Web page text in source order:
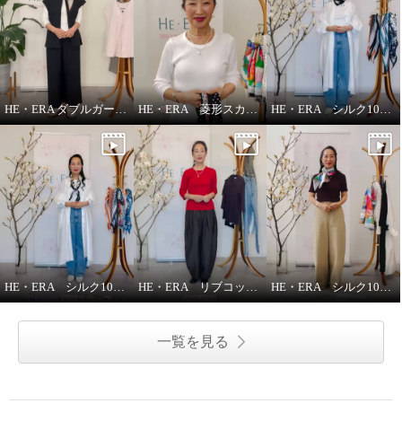
HE・ERA ダブルガーゼ ジレ HE・ERA 菱形スカーフの巻き方 HE・ERA シルク100％アレンジ広がる 菱形スカーフ
HE・ERA シルク100％スカーフのうれしい機能 HE・ERA リブコットンインナー 3枚セット HE・ERA シルク100％ スクエアー 大判スカーフ
一覧を見る